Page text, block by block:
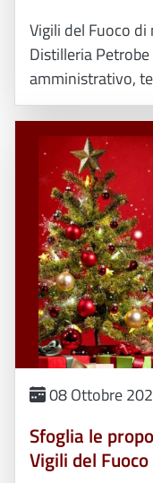
Vigili del Fuoco
Distilleria
amministrativo,
08 Ottobre
Sfoglia le
Vigili del Fuoco